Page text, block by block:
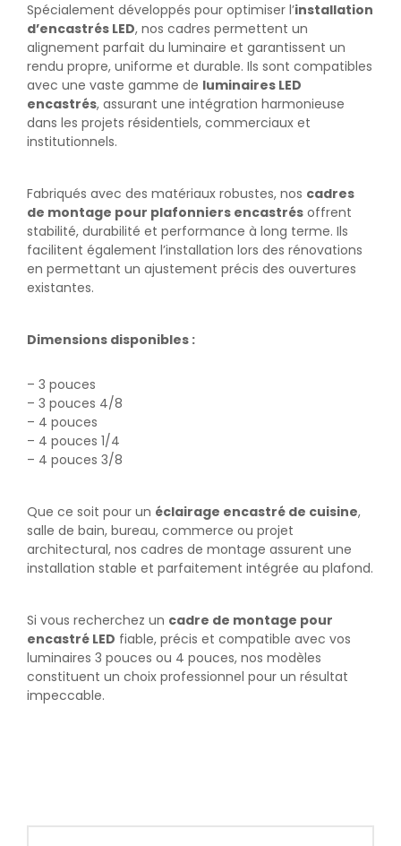
Spécialement développés pour optimiser l’installation
d’encastrés LED, nos cadres permettent un
alignement parfait du luminaire et garantissent un
rendu propre, uniforme et durable. Ils sont compatibles
avec une vaste gamme de luminaires LED
encastrés, assurant une intégration harmonieuse
dans les projets résidentiels, commerciaux et
institutionnels.
Fabriqués avec des matériaux robustes, nos cadres
de montage pour plafonniers encastrés offrent
stabilité, durabilité et performance à long terme. Ils
facilitent également l’installation lors des rénovations
en permettant un ajustement précis des ouvertures
existantes.
Dimensions disponibles :
– 3 pouces
– 3 pouces 4/8
– 4 pouces
– 4 pouces 1/4
– 4 pouces 3/8
Que ce soit pour un éclairage encastré de cuisine,
salle de bain, bureau, commerce ou projet
architectural, nos cadres de montage assurent une
installation stable et parfaitement intégrée au plafond.
Si vous recherchez un cadre de montage pour
encastré LED fiable, précis et compatible avec vos
luminaires 3 pouces ou 4 pouces, nos modèles
constituent un choix professionnel pour un résultat
impeccable.